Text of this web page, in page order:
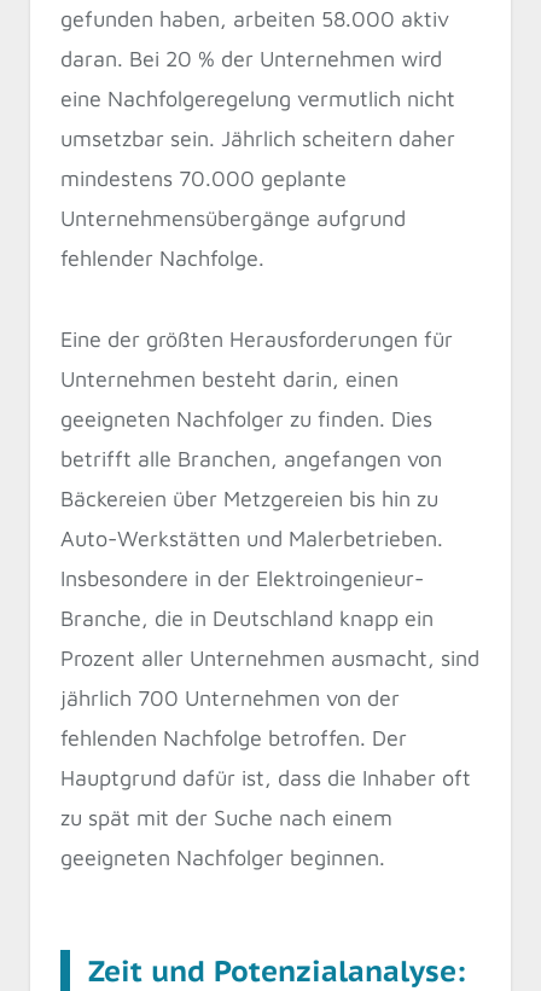
gefunden haben, arbeiten 58.000 aktiv
daran. Bei 20 % der Unternehmen wird
eine Nachfolgeregelung vermutlich nicht
umsetzbar sein. Jährlich scheitern daher
mindestens 70.000 geplante
Unternehmensübergänge aufgrund
fehlender Nachfolge.
Eine der größten Herausforderungen für
Unternehmen besteht darin, einen
geeigneten Nachfolger zu finden. Dies
betrifft alle Branchen, angefangen von
Bäckereien über Metzgereien bis hin zu
Auto-Werkstätten und Malerbetrieben.
Insbesondere in der Elektroingenieur-
Branche, die in Deutschland knapp ein
Prozent aller Unternehmen ausmacht, sind
jährlich 700 Unternehmen von der
fehlenden Nachfolge betroffen. Der
Hauptgrund dafür ist, dass die Inhaber oft
zu spät mit der Suche nach einem
geeigneten Nachfolger beginnen.
Zeit und Potenzialanalyse: